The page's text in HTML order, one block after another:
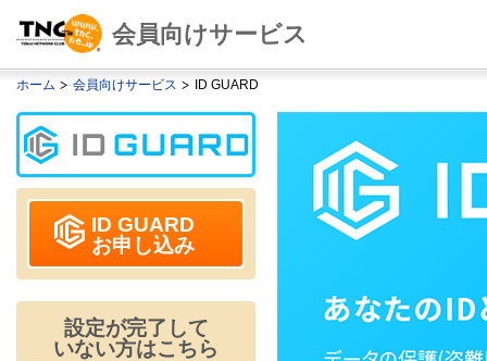
会員向けサービス
ホーム 会員向けサービス ID GUARD
ID GUARD
お申し込み
設定が完了して
いない方はこちら